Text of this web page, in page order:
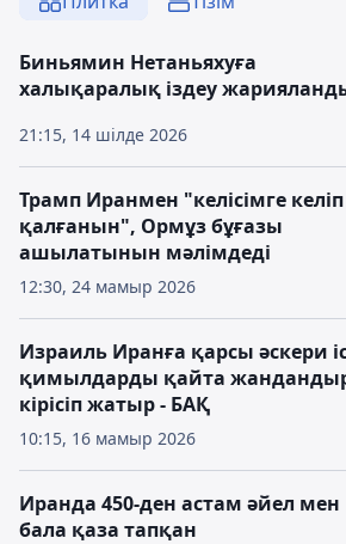
21:15, 14 шілде 2026
Биньямин Нетаньяхуға
халықаралық іздеу
12:30, 24 мамыр 2026
Трамп Иранмен "келісімге келіп
қалғанын", Ормұз бұғазы
ашылатынын мәлімдеді
10:15, 16 мамыр 2026
Израиль Иранға қарсы әскери
қимылдарды қайта
кірісіп жатыр - БАҚ
Иранда 450-ден астам әйел мен
бала қаза тапқан